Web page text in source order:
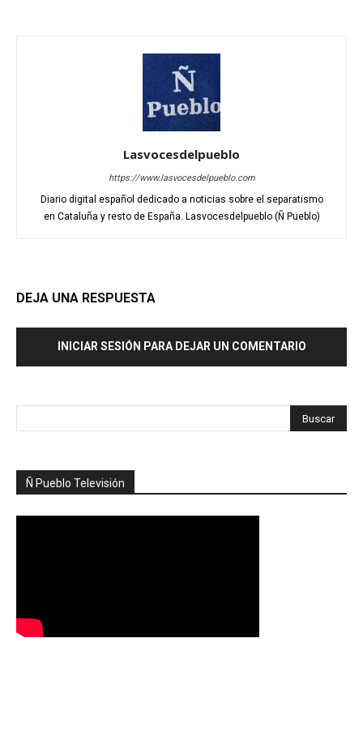
Lasvocesdelpueblo
https://www.lasvocesdelpueblo.com
Diario digital español dedicado a noticias sobre el separatismo
en Cataluña y resto de España. Lasvocesdelpueblo (Ñ Pueblo)
DEJA UNA RESPUESTA
INICIAR SESIÓN PARA DEJAR UN COMENTARIO
Ñ Pueblo Televisión